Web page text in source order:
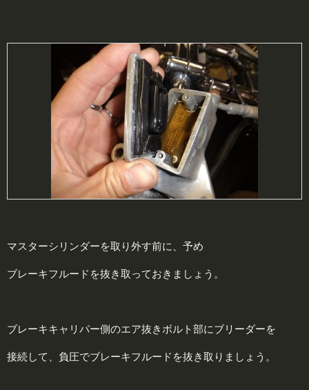
マスターシリンダーを取り外す前に、予め
ブレーキフルードを抜き取っておきましょう。
ブレーキキャリパー側のエア抜きボルト部にブリーダーを
接続して、負圧でブレーキフルードを抜き取りましょう。